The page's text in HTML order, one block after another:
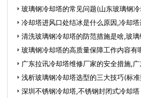
玻璃钢冷却塔的常见问题(山东玻璃钢
冷却塔进风口处结冰是什么原因,冷却
清洗玻璃钢冷却塔的防范措施是啥,玻
案…玻璃钢冷却塔的高质量保障工作内容有
参数…
广东拉讯冷却塔维修厂家的安全措施,
家…浅析玻璃钢冷却塔选型的三大技巧(标准
… 深圳不锈钢冷却塔,不锈钢封闭式冷却塔